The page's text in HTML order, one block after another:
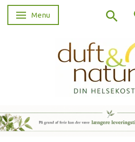
Skifte navigation
Menu